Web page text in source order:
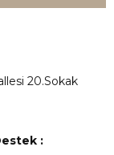
20.Sokak
: